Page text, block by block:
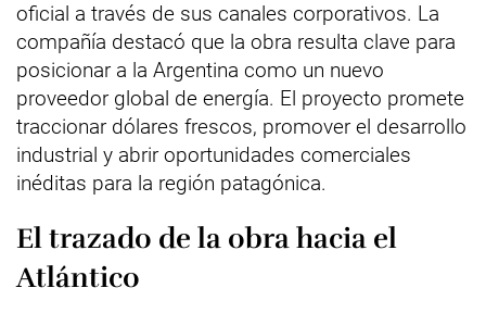
oficial a través de sus canales corporativos. La
compañía destacó que la obra resulta clave para
posicionar a la Argentina como un nuevo
proveedor global de energía. El proyecto promete
traccionar dólares frescos, promover el desarrollo
industrial y abrir oportunidades comerciales
inéditas para la región patagónica.
El trazado de la obra hacia el
Atlántico